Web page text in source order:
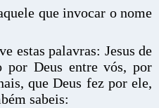
que invocar o nome
estas palavras: Jesus de
por Deus entre vós, por
que Deus fez por ele,
sabeis: